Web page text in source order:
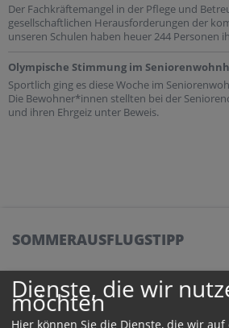
Der Fachkräftemangel in der Pflege und
gesellschaftlichen Herausforderungen der
unseren Schulen haben heuer 244 Personen
Olympische Stimmung im
Sportlich ging es diese Woche im
Die Bewohner*innen stellten bei der
und ihren Ehrgeiz unter Beweis.
SOMMERAUSFLUGSTIPP
Dienste, die wir
möchten
Hier können Sie die Dienste, die wir auf